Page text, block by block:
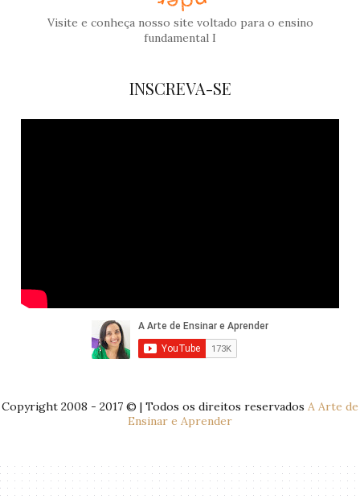
Visite e conheça nosso site voltado para o ensino
fundamental I
INSCREVA-SE
Copyright 2008 - 2017 © | Todos os direitos reservados A Arte de
Ensinar e Aprender